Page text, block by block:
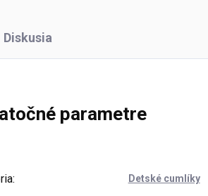
Diskusia
parametre
: Detské cumlíky